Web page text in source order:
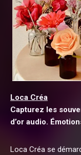
Loca Créa
Capturez les
d’or audio.
Loca Créa se